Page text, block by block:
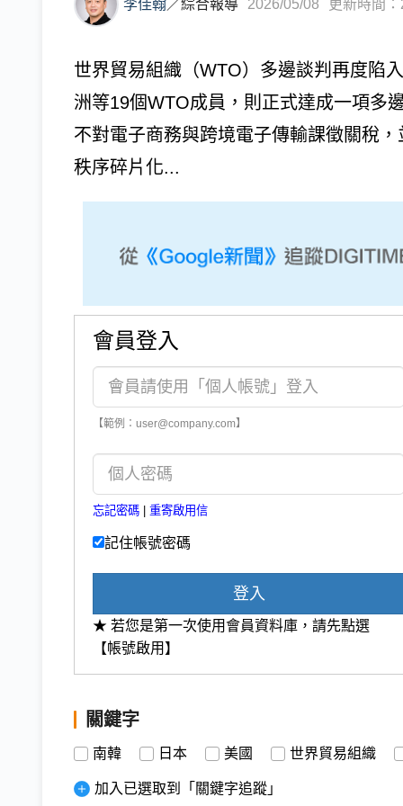
李佳翰／綜合報導 2026/05/08 更新時間
世界貿易組織（WTO）多邊談判再度陷
洲等19個WTO成員，則正式達成一項多
不對電子商務與跨境電子傳輸課徵關稅
秩序碎片化...
會員登入
【範例：user@company.com】
忘記密碼 重寄啟用信
記住帳號密碼
登入
★ 若您是第一次使用會員資料庫，請先點選
【帳號啟用】
關鍵字
南韓 日本 美國 世界貿易組織
加入已選取到「關鍵字追蹤」